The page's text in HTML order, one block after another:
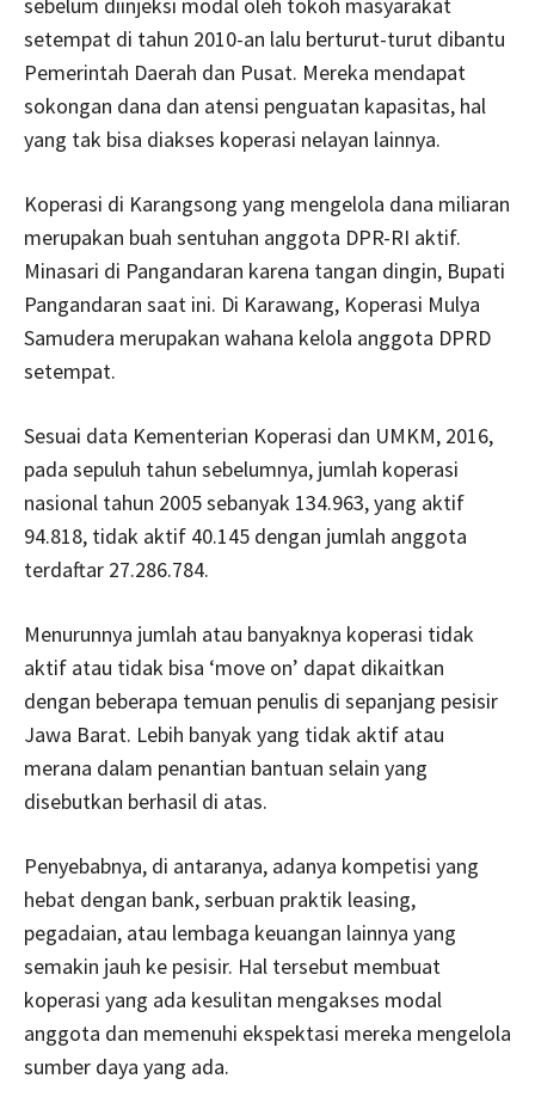
setempat di tahun 2010-an lalu berturut-turut dibantu
Pemerintah Daerah dan Pusat. Mereka mendapat
sokongan dana dan atensi penguatan kapasitas, hal
yang tak bisa diakses koperasi nelayan lainnya.
Koperasi di Karangsong yang mengelola dana miliaran
merupakan buah sentuhan anggota DPR-RI aktif.
Minasari di Pangandaran karena tangan dingin, Bupati
Pangandaran saat ini. Di Karawang, Koperasi Mulya
Samudera merupakan wahana kelola anggota DPRD
setempat.
Sesuai data Kementerian Koperasi dan UMKM, 2016,
pada sepuluh tahun sebelumnya, jumlah koperasi
nasional tahun 2005 sebanyak 134.963, yang aktif
94.818, tidak aktif 40.145 dengan jumlah anggota
terdaftar 27.286.784.
Menurunnya jumlah atau banyaknya koperasi tidak
aktif atau tidak bisa ‘move on’ dapat dikaitkan
dengan beberapa temuan penulis di sepanjang pesisir
Jawa Barat. Lebih banyak yang tidak aktif atau
merana dalam penantian bantuan selain yang
disebutkan berhasil di atas.
Penyebabnya, di antaranya, adanya kompetisi yang
hebat dengan bank, serbuan praktik leasing,
pegadaian, atau lembaga keuangan lainnya yang
semakin jauh ke pesisir. Hal tersebut membuat
koperasi yang ada kesulitan mengakses modal
anggota dan memenuhi ekspektasi mereka mengelola
sumber daya yang ada.